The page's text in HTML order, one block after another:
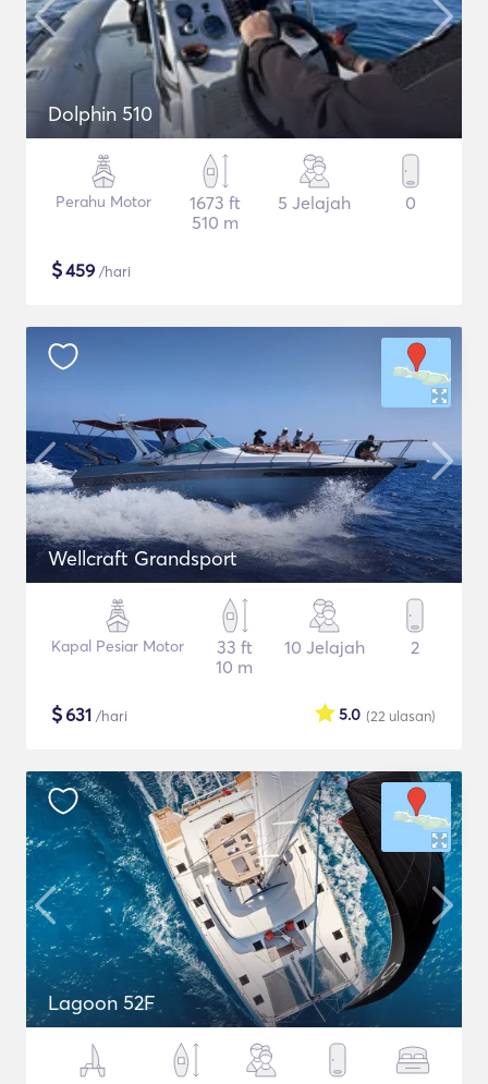
Dolphin 510
Perahu Motor
1673 ft
510 m
5 Jelajah 0
$459 /hari
Wellcraft Grandsport
Kapal Pesiar Motor
33 ft
10 m
10 Jelajah 2
$631 /hari (22 ulasan)
5.0
Lagoon 52F